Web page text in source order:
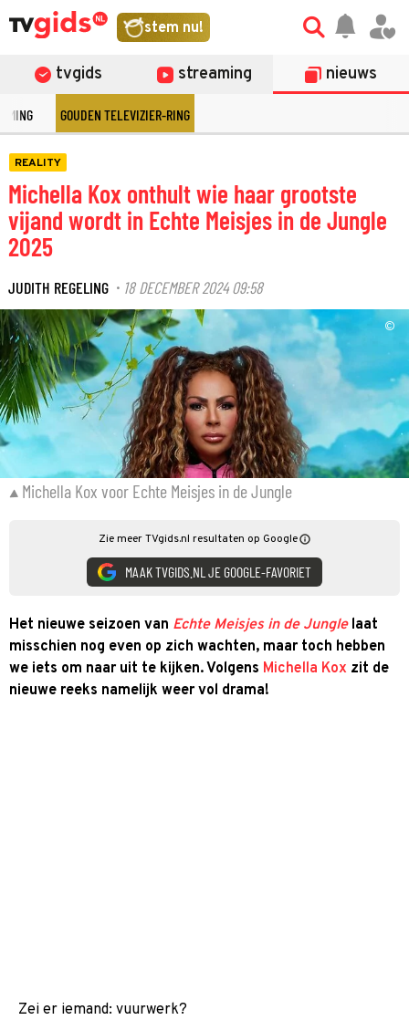
stem nu!
tvgids streaming nieuws
GOUDEN TELEVIZIER-RING
REALITY
Michella Kox onthult wie haar grootste
vijand wordt in Echte Meisjes in de Jungle
2025
JUDITH REGELING · 18 DECEMBER 2024 09:58
©
Michella Kox voor Echte Meisjes in de Jungle
Zie meer TVgids.nl resultaten op Google
MAAK TVGIDS.NL JE GOOGLE-FAVORIET
Het nieuwe seizoen van Echte Meisjes in de Junglelaat
misschien nog even op zich wachten, maar toch hebben
we iets om naar uit te kijken. Volgens Michella Kox zit de
nieuwe reeks namelijk weer vol drama!
Zei er iemand: vuurwerk?